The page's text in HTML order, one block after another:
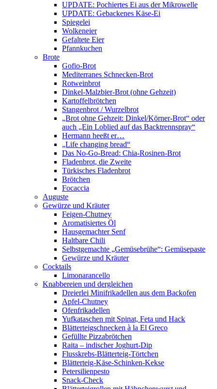
UPDATE: Pochiertes Ei aus der Mikrowelle
UPDATE: Gebackenes Käse-Ei
Spiegelei
Wolkeneier
Gefaltete Eier
Pfannkuchen
Brote
Gofio-Brot
Mediterranes Schnecken-Brot
Rotweinbrot
Dinkel-Malzbier-Brot (ohne Gehzeit)
Kartoffelbrötchen
Stangenbrot / Wurzelbrot
„Brot ohne Gehzeit: Dinkel/Körner-Brot“ oder
auch „Ein Loblied auf das Backtrennspray“
Hermann heeßt er…
„Life changing bread“
Das No-Go-Bread: Chia-Rosinen-Brot
Fladenbrot, die Zweite
Türkisches Fladenbrot
Brötchen
Focaccia
Auguste
Gewürze und Kräuter
Feigen-Chutney
Aromatisiertes Öl
Hausgemachter Senf
Haltbare Chili
Selbstgemachte „Gemüsebrühe“: Gemüsepaste
Gewürze und Kräuter
Cocktails
Limonarancello
Knabbereien und dergleichen
Dreierlei Minifrikadellen aus dem Backofen
Apfel-Chutney
Ofenfrikadellen
Yufkataschen mit Spinat, Feta und Hack
Blätterteigschnecken à la El Greco
Gefüllte Pizzabrötchen
Raita – indischer Joghurt-Dip
Flusskrebs-Blätterteig-Törtchen
Blätterteig-Käse-Schinken-Kekse
Petersilienpesto
Snack-Check